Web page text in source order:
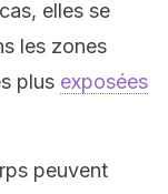
elles se
les zones
plus exposées
peuvent